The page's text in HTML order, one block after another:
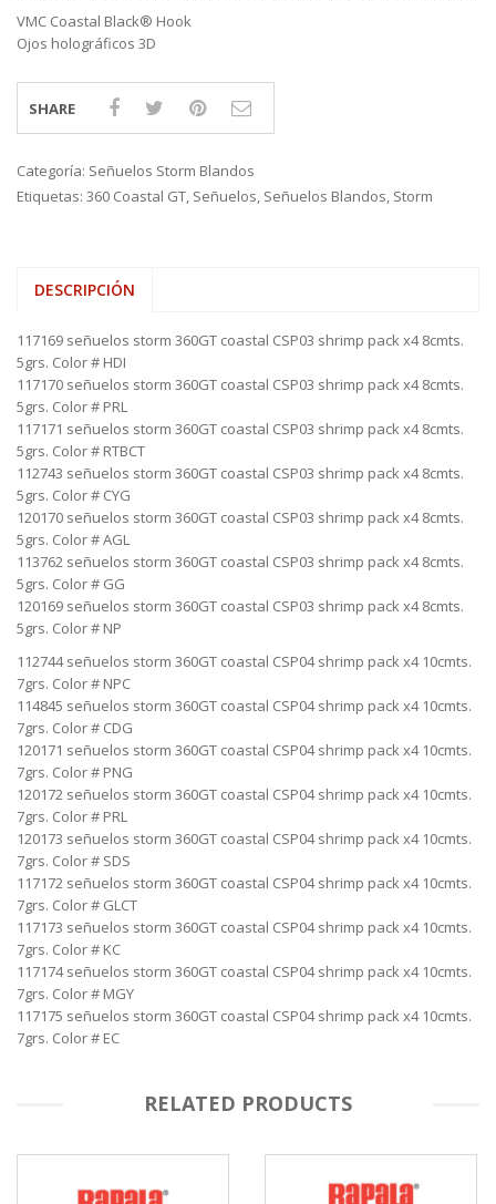
VMC Coastal Black® Hook
Ojos holográficos 3D
SHARE
Categoría: Señuelos Storm Blandos
Etiquetas: 360 Coastal GT, Señuelos, Señuelos Blandos, Storm
DESCRIPCIÓN
117169 señuelos storm 360GT coastal CSP03 shrimp pack x4 8cmts.
5grs. Color # HDI
117170 señuelos storm 360GT coastal CSP03 shrimp pack x4 8cmts.
5grs. Color # PRL
117171 señuelos storm 360GT coastal CSP03 shrimp pack x4 8cmts.
5grs. Color # RTBCT
112743 señuelos storm 360GT coastal CSP03 shrimp pack x4 8cmts.
5grs. Color # CYG
120170 señuelos storm 360GT coastal CSP03 shrimp pack x4 8cmts.
5grs. Color # AGL
113762 señuelos storm 360GT coastal CSP03 shrimp pack x4 8cmts.
5grs. Color # GG
120169 señuelos storm 360GT coastal CSP03 shrimp pack x4 8cmts.
5grs. Color # NP
112744 señuelos storm 360GT coastal CSP04 shrimp pack x4 10cmts.
7grs. Color # NPC
114845 señuelos storm 360GT coastal CSP04 shrimp pack x4 10cmts.
7grs. Color # CDG
120171 señuelos storm 360GT coastal CSP04 shrimp pack x4 10cmts.
7grs. Color # PNG
120172 señuelos storm 360GT coastal CSP04 shrimp pack x4 10cmts.
7grs. Color # PRL
120173 señuelos storm 360GT coastal CSP04 shrimp pack x4 10cmts.
7grs. Color # SDS
117172 señuelos storm 360GT coastal CSP04 shrimp pack x4 10cmts.
7grs. Color # GLCT
117173 señuelos storm 360GT coastal CSP04 shrimp pack x4 10cmts.
7grs. Color # KC
117174 señuelos storm 360GT coastal CSP04 shrimp pack x4 10cmts.
7grs. Color # MGY
117175 señuelos storm 360GT coastal CSP04 shrimp pack x4 10cmts.
7grs. Color # EC
RELATED PRODUCTS